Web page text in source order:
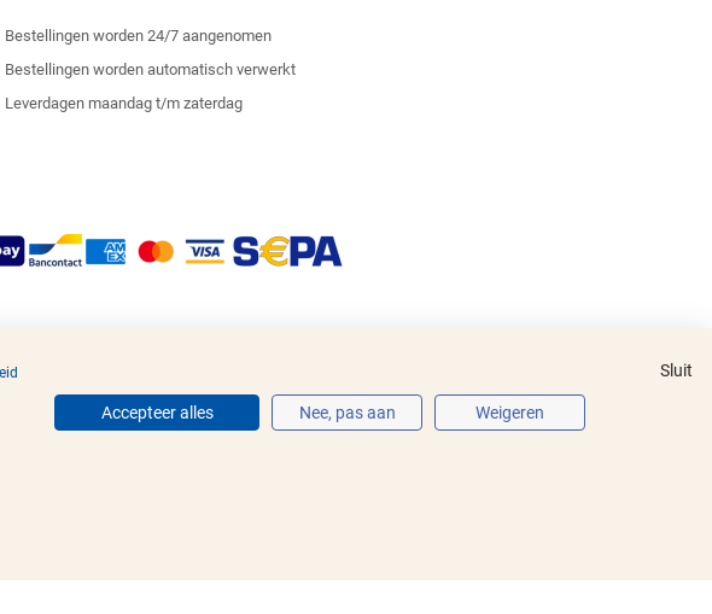
Bestellingen worden 24/7 aangenomen
Bestellingen worden automatisch verwerkt
Leverdagen maandag t/m zaterdag
Sluit
Accepteer alles Nee, pas aan Weigeren